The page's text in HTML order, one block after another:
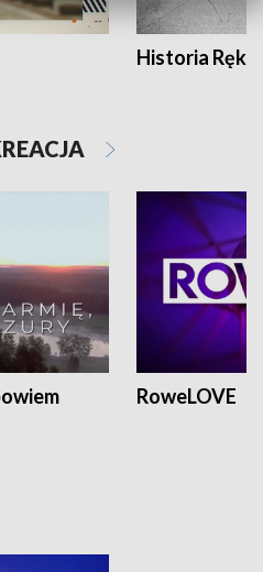
Historia Ręką
RoweLOVE